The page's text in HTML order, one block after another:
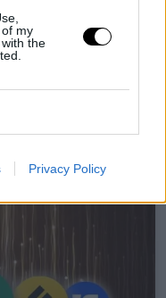
my
the
Privacy Policy